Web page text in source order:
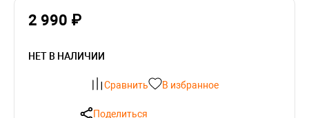
2 990 ₽
НЕТ В НАЛИЧИИ
Сравнить В избранное
Поделиться